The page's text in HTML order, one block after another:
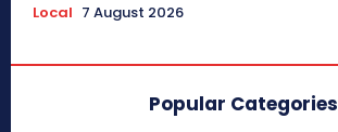
Local 7 August 2026
Popular Categories